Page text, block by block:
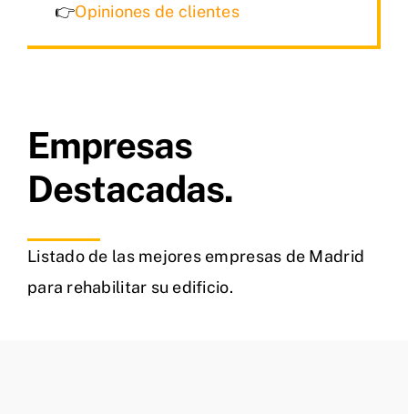
👉Opiniones de clientes
Empresas
Destacadas.
Listado de las mejores empresas de Madrid
para rehabilitar su edificio.